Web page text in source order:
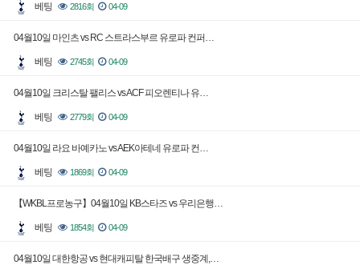
베팅 2816회 04-09
04월10일 마인츠 vs RC 스트라스부르 유로파 컨퍼…
베팅 2745회 04-09
04월10일 크리스탈 팰리스 vs ACF 피오렌티나 유…
베팅 2779회 04-09
04월10일 라요 바예카노 vs AEK아테네 유로파 컨…
베팅 1869회 04-09
【WKBL프로농구】04월10일 KB스타즈 vs 우리은행…
베팅 1854회 04-09
04월10일 대한항공 vs 현대캐피탈 한국배구 생중계,…